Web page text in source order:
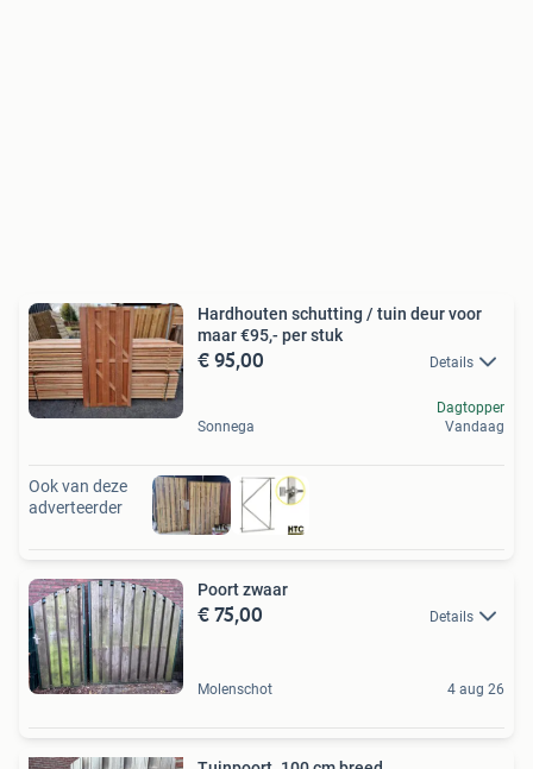
Hardhouten schutting / tuin deur voor
maar €95,- per stuk
€ 95,00 Details
Sonnega
Dagtopper
Vandaag
Ook van deze
adverteerder
Poort zwaar
€ 75,00 Details
Molenschot 4 aug 26